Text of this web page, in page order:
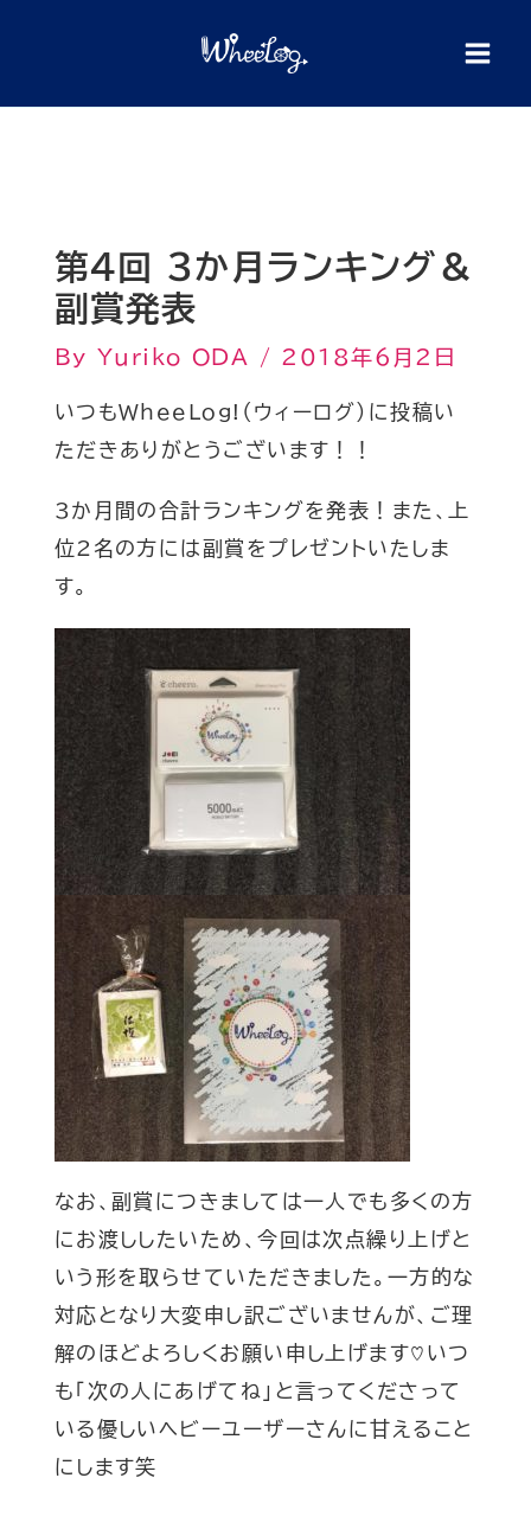
第4回 3か月ランキング＆
副賞発表
By Yuriko ODA / 2018年6月2日
いつもWheeLog!（ウィーログ）に投稿い
ただきありがとうございます！！
3か月間の合計ランキングを発表！また、上
位2名の方には副賞をプレゼントいたしま
す。
なお、副賞につきましては一人でも多くの方
にお渡ししたいため、今回は次点繰り上げと
いう形を取らせていただきました。一方的な
対応となり大変申し訳ございませんが、ご理
解のほどよろしくお願い申し上げます♡いつ
も「次の人にあげてね」と言ってくださって
いる優しいヘビーユーザーさんに甘えること
にします笑